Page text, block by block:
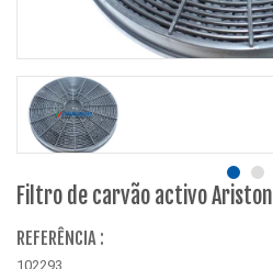
Filtro de carvão activo Ariston
REFERÊNCIA :
102293